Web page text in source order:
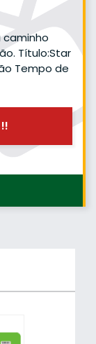
caminho
Título:Star
Tempo de